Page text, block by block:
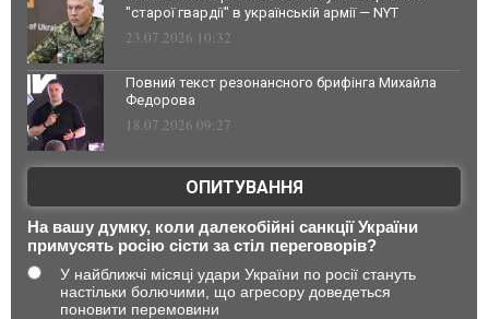
"старої гвардії" в українській армії — NYT
23.07.2026 10:32
Повний текст резонансного брифінга Михайла
Федорова
18.07.2026 09:27
ОПИТУВАННЯ
На вашу думку, коли далекобійні санкції України
примусять росію сісти за стіл переговорів?
У найближчі місяці удари України по росії стануть
настільки болючими, що агресору доведеться
поновити перемовини